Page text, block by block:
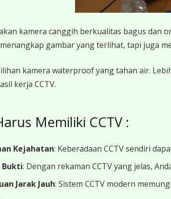
kamera canggih berkualitas bagus dan
gambar yang terlihat, tapi juga
kamera waterproof yang tahan air.
kerja CCTV.
Memiliki CCTV :
Kejahatan: Keberadaan CCTV sendiri
Bukti: Dengan rekaman CCTV yang jelas,
Jarak Jauh: Sistem CCTV modern